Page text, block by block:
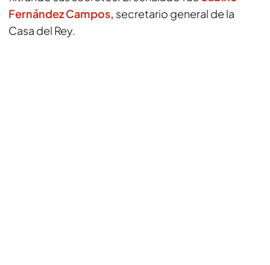
Fernández Campos, secretario general de la
Casa del Rey.